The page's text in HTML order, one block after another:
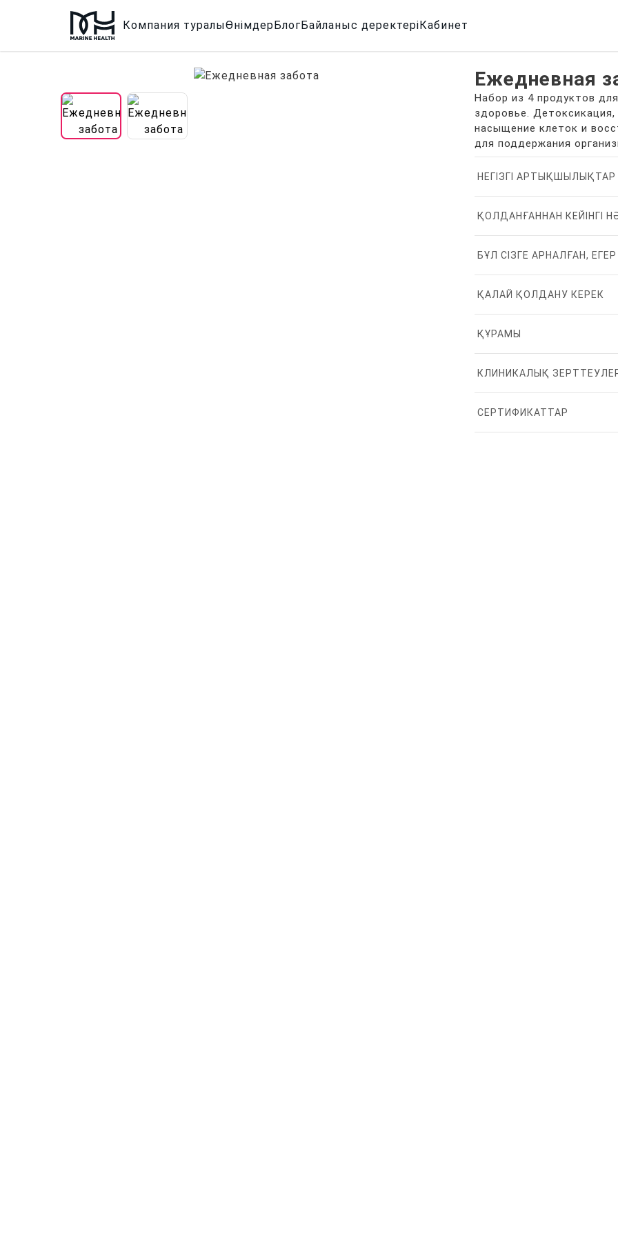
Компания туралыӨнімдерБлогБайланыс деректеріКабинет
Ежедневная
Набор из 4 продуктов
здоровье.
насыщение клеток и
для поддержания
НЕГІЗГІ АРТЫҚШЫЛЫҚТАР
ҚОЛДАНҒАННАН КЕЙІНГІ
БҰЛ СІЗГЕ АРНАЛҒАН, ЕГЕР
ҚАЛАЙ ҚОЛДАНУ КЕРЕК
ҚҰРАМЫ
КЛИНИКАЛЫҚ
СЕРТИФИКАТТАР